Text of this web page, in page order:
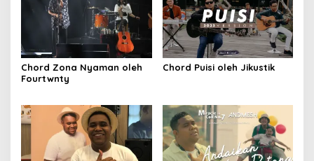
Chord Zona Nyaman oleh
Fourtwnty
Chord Puisi oleh Jikustik